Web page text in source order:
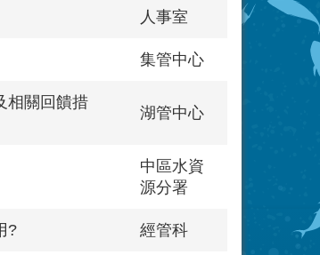
人事室
集管中心
相關回饋措
湖管中心
中區水資
源分署
? 經管科